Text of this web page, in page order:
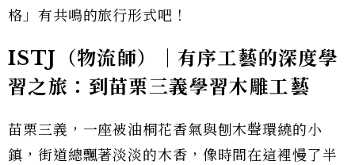
格」有共鳴的旅行形式吧！
ISTJ（物流師）｜有序工藝的深度學
習之旅：到苗栗三義學習木雕工藝
苗栗三義，一座被油桐花香氣與刨木聲環繞的小
鎮，街道總飄著淡淡的木香，像時間在這裡慢了半